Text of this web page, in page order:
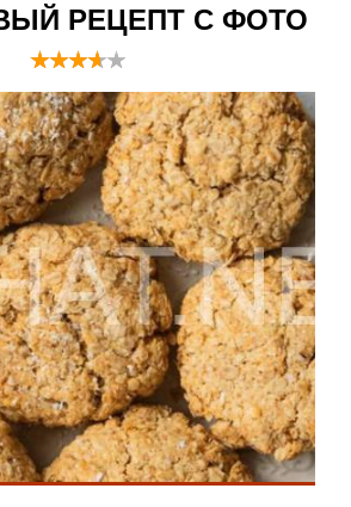
РЕЦЕПТ С ФОТО